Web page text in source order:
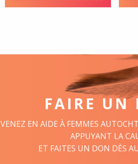
FAIRE UN
VENEZ EN AIDE À FEMMES
APPUYANT LA
ET FAITES UN DON DÈS